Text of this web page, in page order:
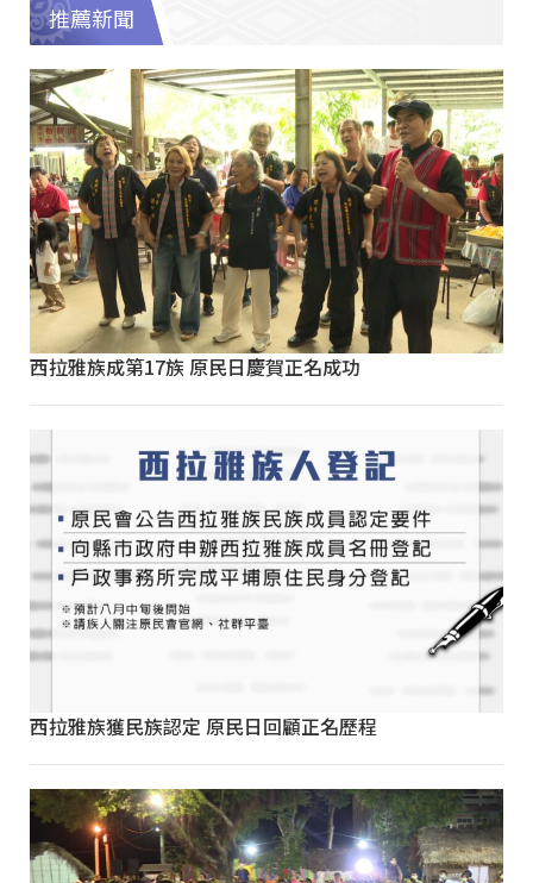
推薦新聞
西拉雅族成第17族 原民日慶賀正名成功
西拉雅族獲民族認定 原民日回顧正名歷程